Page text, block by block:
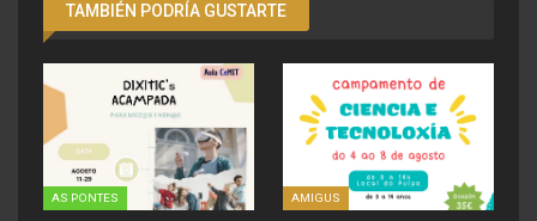
TAMBIÉN PODRÍA GUSTARTE
AS PONTES AMIGUS